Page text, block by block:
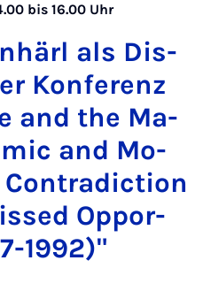
bis 16.00 Uhr
als Dis­
Kon­fe­renz
and the Ma­
and Mo­
Op­por­
1992)"